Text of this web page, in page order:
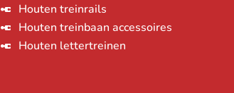
Houten treinrails
Houten treinbaan accessoires
Houten lettertreinen